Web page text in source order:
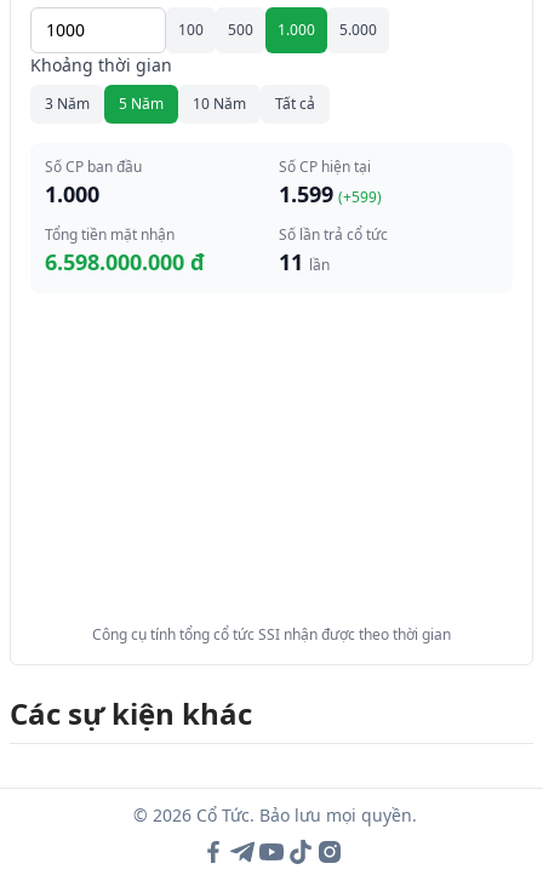
100 500 1.000 5.000
Khoảng thời gian
3 Năm 5 Năm 10 Năm Tất cả
Số CP ban đầu
1.000
Số CP hiện tại
1.599 (+599)
Tổng tiền mặt nhận
6.598.000.000 đ
Số lần trả cổ tức
11 lần
Công cụ tính tổng cổ tức SSI nhận được theo thời gian
Các sự kiện khác
© 2026 Cổ Tức. Bảo lưu mọi quyền.